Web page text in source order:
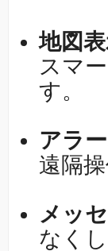
地図
スマ
す。
アラ
遠隔
メッ
なく